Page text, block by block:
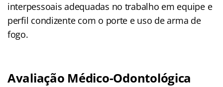
interpessoais adequadas no trabalho em equipe e
perfil condizente com o porte e uso de arma de
fogo.
Avaliação Médico-Odontológica